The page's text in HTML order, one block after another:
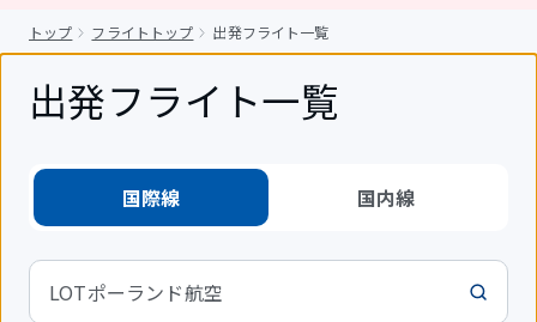
トップ フライトトップ 出発フライト一覧
出発フライト一覧
国際線 国内線
LOTポーランド航空